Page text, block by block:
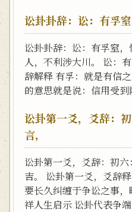
讼卦卦辞：讼：有孚
讼卦卦辞：讼：有孚窒
人，不利涉大川。 讼：
辞解释 有孚：就是有信
的意思就是说：信用受
讼卦第一爻，爻辞：
言，
讼卦第一爻，爻辞：初
吉。 讼卦第一爻，爻辞
要长久纠缠于争讼之事
祥人生启示 讼卦代表争